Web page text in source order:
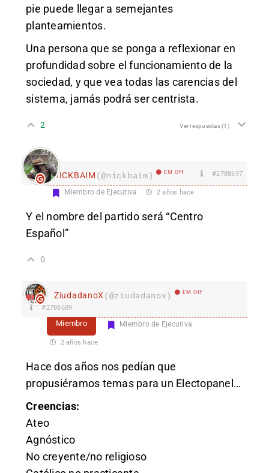
pie puede llegar a semejantes
planteamientos.
Una persona que se ponga a reflexionar en
profundidad sobre el funcionamiento de la
sociedad, y que vea todas las carencias del
sistema, jamás podrá ser centrista.
2 Ver respuestas(1)
nICKBAIM (@nickbaim) EM Off #2788697
Miembro de Ejecutiva 2 años hace
Y el nombre del partido será “Centro
Español”
0
ZiudadanoX (@ziudadanox) EM Off
#2788689
Miembro Miembro de Ejecutiva
2 años hace
Hace dos años nos pedían que
propusiéramos temas para un Electopanel…
Creencias:
Ateo
Agnóstico
No creyente/no religioso